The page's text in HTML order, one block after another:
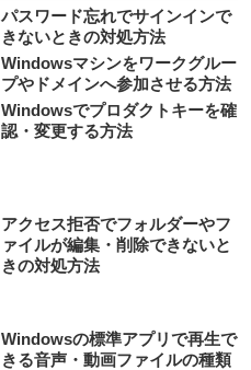
パスワード忘れでサインインで
きないときの対処方法
Windowsマシンをワークグルー
プやドメインへ参加させる方法
Windowsでプロダクトキーを確
認・変更する方法
アクセス拒否でフォルダーやフ
ァイルが編集・削除できないと
きの対処方法
Windowsの標準アプリで再生で
きる音声・動画ファイルの種類